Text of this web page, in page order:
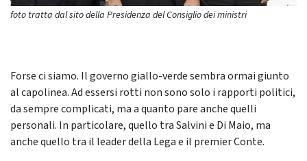
foto tratta dal sito della Presidenza del Consiglio dei ministri
Forse ci siamo. Il governo giallo-verde sembra ormai giunto
al capolinea. Ad essersi rotti non sono solo i rapporti politici,
da sempre complicati, ma a quanto pare anche quelli
personali. In particolare, quello tra Salvini e Di Maio, ma
anche quello tra il leader della Lega e il premier Conte.